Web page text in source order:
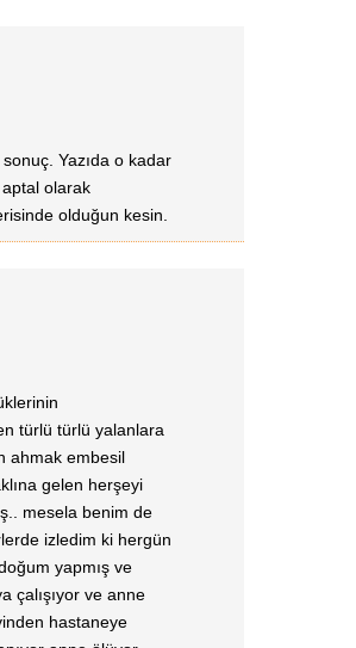
Yazıda o kadar
olarak
olduğun kesin.
türlü türlü yalanlara
ahmak embesil
gelen herşeyi
mesela benim de
izledim ki hergün
yapmış ve
çalışıyor ve anne
hastaneye